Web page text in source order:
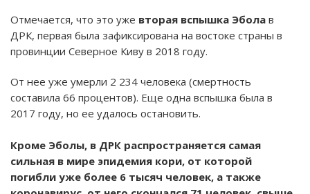
Отмечается, что это уже вторая вспышка Эбола в
ДРК, первая была зафиксирована на востоке страны в
провинции Северное Киву в 2018 году.
От нее уже умерли 2 234 человека (смертность
составила 66 процентов). Еще одна вспышка была в
2017 году, но ее удалось остановить.
Кроме Эболы, в ДРК распространяется самая
сильная в мире эпидемия кори, от которой
погибли уже более 6 тысяч человек, а также